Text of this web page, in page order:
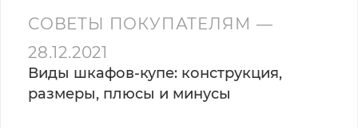
СОВЕТЫ ПОКУПАТЕЛЯМ —
28.12.2021
Виды шкафов-купе: конструкция,
размеры, плюсы и минусы